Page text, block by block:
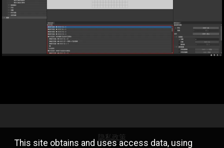
This site obtains and uses access data, using
隐私政策